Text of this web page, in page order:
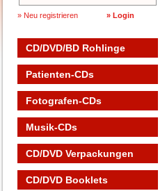
» Neu registrieren
CD/DVD/BD Rohlinge
Patienten-CDs
Fotografen-CDs
Musik-CDs
CD/DVD Verpackungen
CD/DVD Booklets